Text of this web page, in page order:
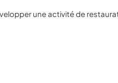
une activité de